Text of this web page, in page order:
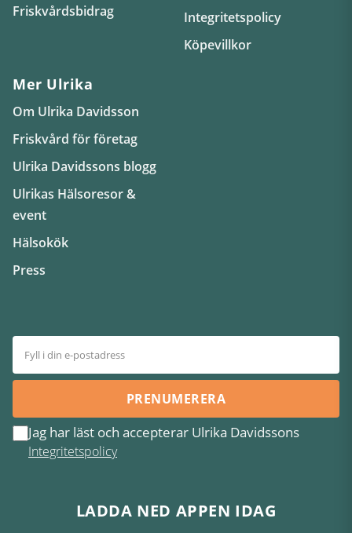
Friskvårdsbidrag
Integritetspolicy
Köpevillkor
Mer Ulrika
Om Ulrika Davidsson
Friskvård för företag
Ulrika Davidssons blogg
Ulrikas Hälsoresor &
event
Hälsokök
Press
PRENUMERERA
Jag har läst och accepterar Ulrika Davidssons
Integritetspolicy
LADDA NED APPEN IDAG